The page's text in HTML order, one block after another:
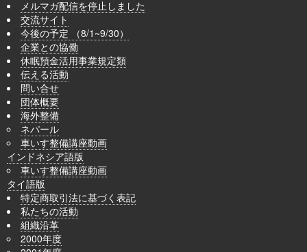
メルマガ配信を停止しました
交流サイト
今後の予定 （8/1~9/30）
企業との協働
休眠預金活用事業規定類
伝える活動
問い合せ
団体概要
海外整備
ネパール
車いす整備講座動画
インドネシア語版
車いす整備講座動画
タイ語版
特定商取引法に基づく表記
私たちの活動
組織沿革
2000年度